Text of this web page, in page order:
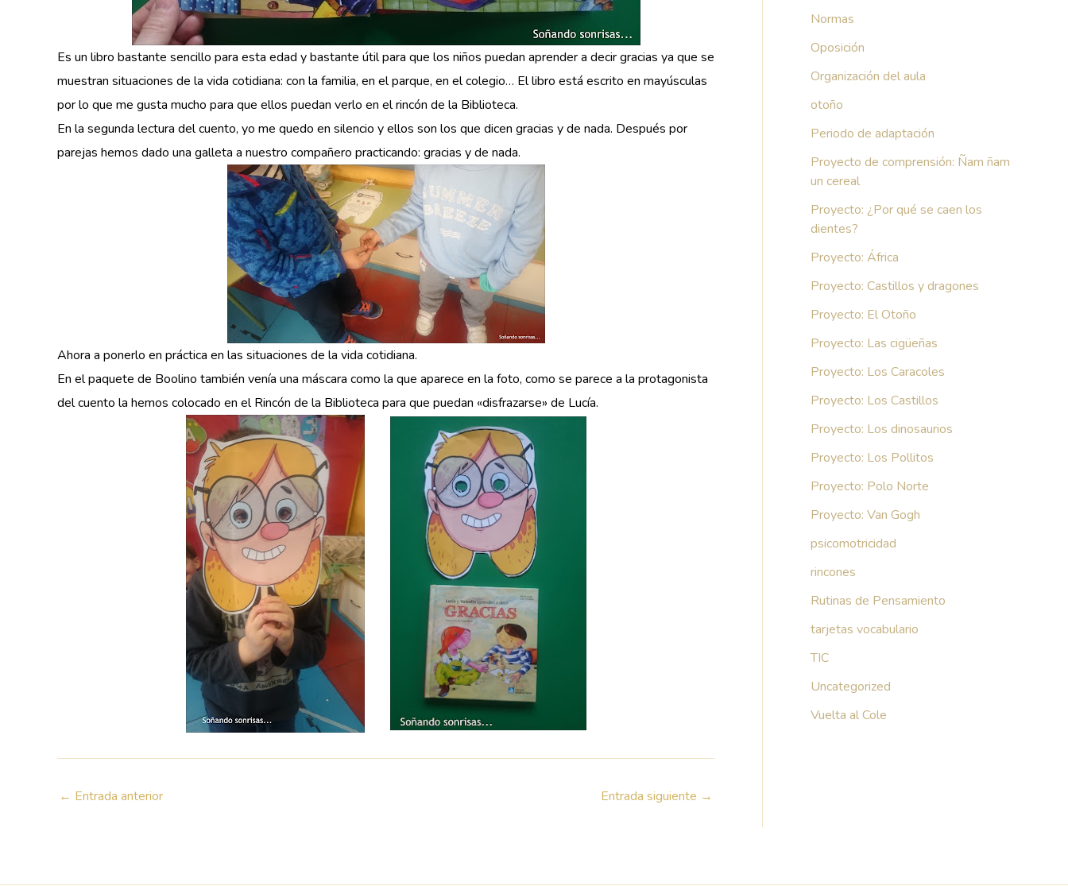
Es un libro bastante sencillo para esta edad y bastante útil para que los niños puedan aprender a decir gracias ya que se
muestran situaciones de la vida cotidiana: con la familia, en el parque, en el colegio… El libro está escrito en mayúsculas
por lo que me gusta mucho para que ellos puedan verlo en el rincón de la Biblioteca.
En la segunda lectura del cuento, yo me quedo en silencio y ellos son los que dicen gracias y de nada. Después por
parejas hemos dado una galleta a nuestro compañero practicando: gracias y de nada.
Ahora a ponerlo en práctica en las situaciones de la vida cotidiana.
En el paquete de Boolino también venía una máscara como la que aparece en la foto, como se parece a la protagonista
del cuento la hemos colocado en el Rincón de la Biblioteca para que puedan «disfrazarse» de Lucía.
← Entrada anterior Entrada siguiente →
Normas
Oposición
Organización del aula
otoño
Periodo de adaptación
Proyecto de comprensión: Ñam ñam
un cereal
Proyecto: ¿Por qué se caen los
dientes?
Proyecto: África
Proyecto: Castillos y dragones
Proyecto: El Otoño
Proyecto: Las cigüeñas
Proyecto: Los Caracoles
Proyecto: Los Castillos
Proyecto: Los dinosaurios
Proyecto: Los Pollitos
Proyecto: Polo Norte
Proyecto: Van Gogh
psicomotricidad
rincones
Rutinas de Pensamiento
tarjetas vocabulario
TIC
Uncategorized
Vuelta al Cole